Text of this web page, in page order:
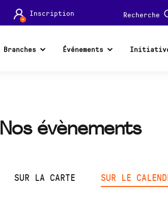
Inscription Recherche
Branches Événements
Nos évènements
SUR LA CARTE SUR LE